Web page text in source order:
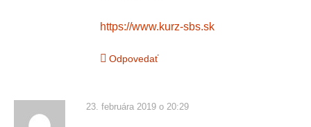
https://www.kurz-sbs.sk
Odpovedať
23. februára 2019 o 20:29